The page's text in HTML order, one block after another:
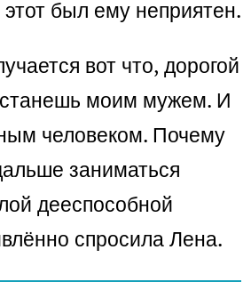
этот был ему неприятен.
вот что, дорогой
моим мужем. И
человеком. Почему
заниматься
дееспособной
спросила Лена.